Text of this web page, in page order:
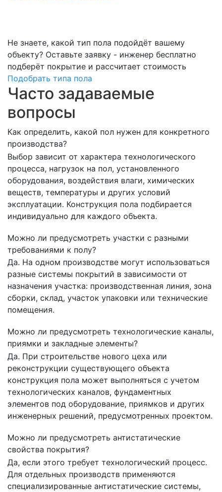
Не знаете, какой тип пола подойдёт вашему
объекту? Оставьте заявку - инженер бесплатно
подберёт покрытие и рассчитает стоимость
Подобрать типа пола
Часто задаваемые
вопросы
Как определить, какой пол нужен для конкретного
производства?
Выбор зависит от характера технологического
процесса, нагрузок на пол, установленного
оборудования, воздействия влаги, химических
веществ, температуры и других условий
эксплуатации. Конструкция пола подбирается
индивидуально для каждого объекта.
Можно ли предусмотреть участки с разными
требованиями к полу?
Да. На одном производстве могут использоваться
разные системы покрытий в зависимости от
назначения участка: производственная линия, зона
сборки, склад, участок упаковки или технические
помещения.
Можно ли предусмотреть технологические каналы,
приямки и закладные элементы?
Да. При строительстве нового цеха или
реконструкции существующего объекта
конструкция пола может выполняться с учетом
технологических каналов, фундаментных
элементов под оборудование, приямков и других
инженерных решений, предусмотренных проектом.
Можно ли предусмотреть антистатические
свойства покрытия?
Да, если этого требует технологический процесс.
Для отдельных производств применяются
специализированные антистатические системы,